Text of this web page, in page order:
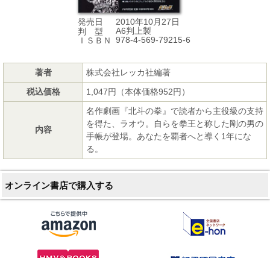
発売日
2010年10月27日
判 型
A6判上製
ＩＳＢＮ
978-4-569-79215-6
著者
株式会社レッカ社編著
税込価格
1,047円（本体価格952円）
内容
名作劇画『北斗の拳』で読者から主役級の支持
を得た、ラオウ。自らを拳王と称した剛の男の
手帳が登場。あなたを覇者へと導く1年にな
る。
オンライン書店で購入する